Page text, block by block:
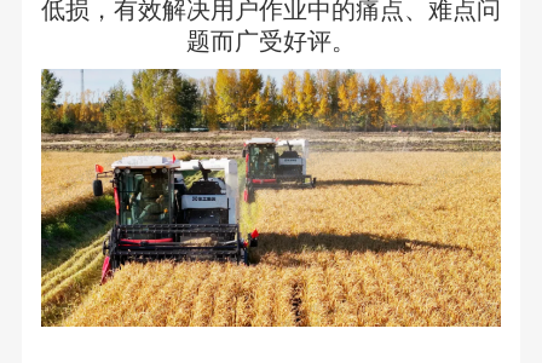
低损，有效解决用户作业中的痛点、难点问
题而广受好评。